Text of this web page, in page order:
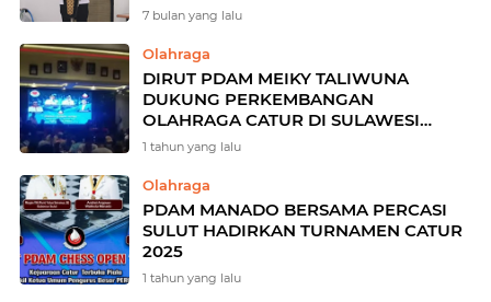
7 bulan yang lalu
Olahraga
DIRUT PDAM MEIKY TALIWUNA
DUKUNG PERKEMBANGAN
OLAHRAGA CATUR DI SULAWESI
UTARA
1 tahun yang lalu
Olahraga
PDAM MANADO BERSAMA PERCASI
SULUT HADIRKAN TURNAMEN CATUR
2025
1 tahun yang lalu